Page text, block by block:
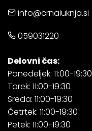
info@crnaluknja.si
059031220
Delovni čas:
Ponedeljek: 11:00-19:30
Torek: 11:00-19:30
Sreda: 11:00-19:30
Četrtek: 11:00-19:30
Petek: 11:00-19:30